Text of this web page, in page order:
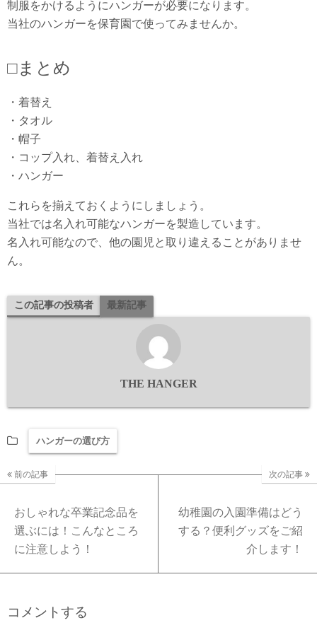
制服をかけるようにハンガーが必要になります。
当社のハンガーを保育園で使ってみませんか。
□まとめ
・着替え
・タオル
・帽子
・コップ入れ、着替え入れ
・ハンガー
これらを揃えておくようにしましょう。
当社では名入れ可能なハンガーを製造しています。
名入れ可能なので、他の園児と取り違えることがありませ
ん。
この記事の投稿者 最新記事
THE HANGER
ハンガーの選び方
前の記事
おしゃれな卒業記念品を
選ぶには！こんなところ
に注意しよう！
次の記事
幼稚園の入園準備はどう
する？便利グッズをご紹
介します！
コメントする